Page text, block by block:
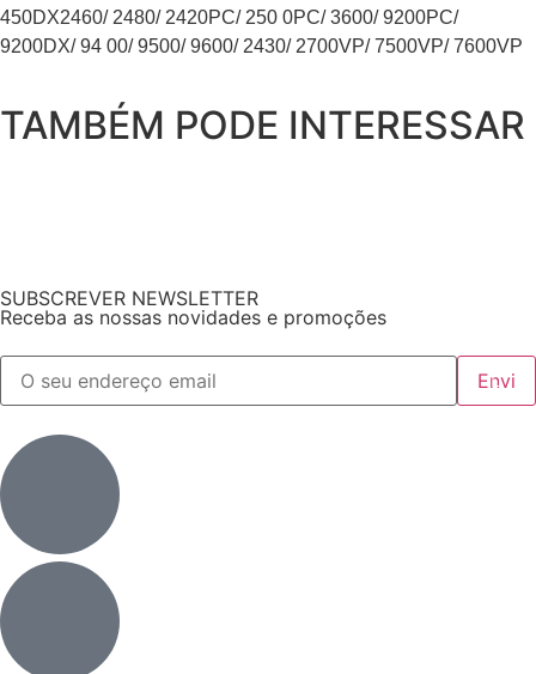
450DX2460/ 2480/ 2420PC/ 250 0PC/ 3600/ 9200PC/
9200DX/ 94 00/ 9500/ 9600/ 2430/ 2700VP/ 7500VP/ 7600VP
TAMBÉM PODE INTERESSAR
SUBSCREVER NEWSLETTER
Receba as nossas novidades e promoções